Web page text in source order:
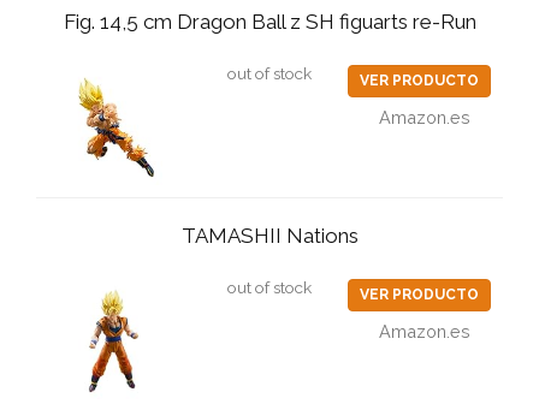
Fig. 14,5 cm Dragon Ball z SH figuarts re-Run
out of stock VER PRODUCTO
Amazon.es
TAMASHII Nations
out of stock VER PRODUCTO
Amazon.es